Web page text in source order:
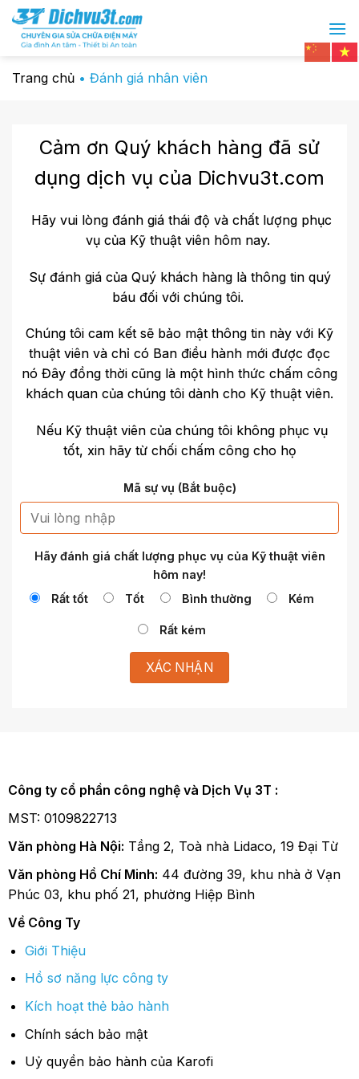
Trang chủ • Đánh giá nhân viên
Cảm ơn Quý khách hàng đã sử
dụng dịch vụ của Dichvu3t.com
Hãy vui lòng đánh giá thái độ và chất lượng phục
vụ của Kỹ thuật viên hôm nay.
Sự đánh giá của Quý khách hàng là thông tin quý
báu đối với chúng tôi.
Chúng tôi cam kết sẽ bảo mật thông tin này với Kỹ
thuật viên và chỉ có Ban điều hành mới được đọc
nó Đây đồng thời cũng là một hình thức chấm công
khách quan của chúng tôi dành cho Kỹ thuật viên.
Nếu Kỹ thuật viên của chúng tôi không phục vụ
tốt, xin hãy từ chối chấm công cho họ
Mã sự vụ (Bắt buộc)
Hãy đánh giá chất lượng phục vụ của Kỹ thuật viên
hôm nay!
Rất tốt
Tốt Bình thường Kém
Rất kém
Công ty cổ phần công nghệ và Dịch Vụ 3T :
MST: 0109822713
Văn phòng Hà Nội: Tầng 2, Toà nhà Lidaco, 19 Đại Từ
Văn phòng Hồ Chí Minh: 44 đường 39, khu nhà ở Vạn
Phúc 03, khu phố 21, phường Hiệp Bình
Về Công Ty
Giới Thiệu
Hồ sơ năng lực công ty
Kích hoạt thẻ bảo hành
Chính sách bảo mật
Uỷ quyền bảo hành của Karofi